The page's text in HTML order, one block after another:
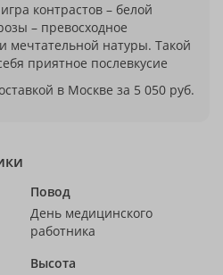
контрастов – белой
– превосходное
мечтательной натуры. Такой
приятное послевкусие
в Москве за 5 050 руб.
Повод
День медицинского
работника
Высота